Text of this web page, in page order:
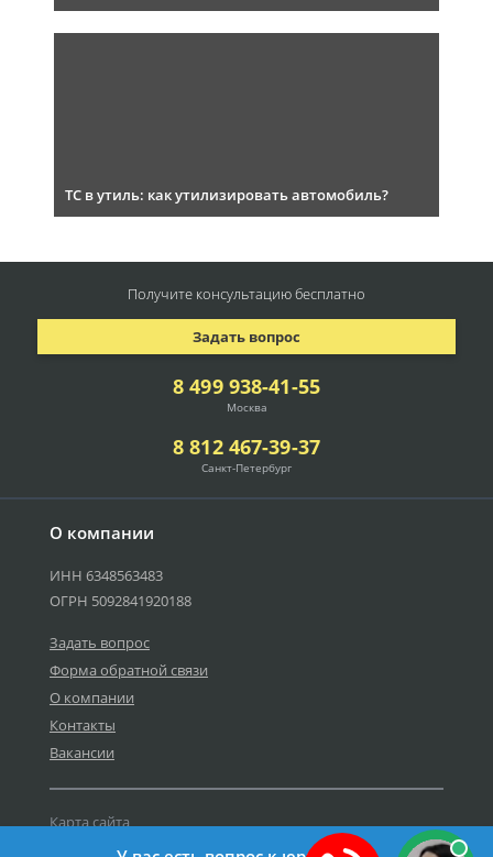
ТС в утиль: как утилизировать автомобиль?
О компании
ИНН 6348563483
ОГРН 5092841920188
Задать вопрос
Форма обратной связи
О компании
Контакты
Вакансии
Карта сайта
Политика персональных данных
8 499 938-41-55
Москва
8 812 467-39-37
Санкт-Петербург
Задать вопрос
Получите консультациюбесплатно